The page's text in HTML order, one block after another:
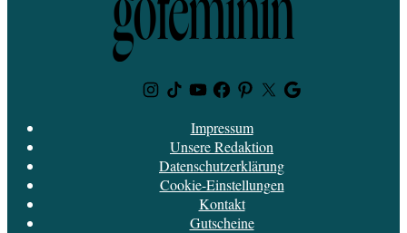
Instagram
TikTokYoutubeFacebook
PinterestTwitterGoogle
Impressum
Unsere Redaktion
Datenschutzerklärung
Cookie-Einstellungen
Kontakt
Gutscheine